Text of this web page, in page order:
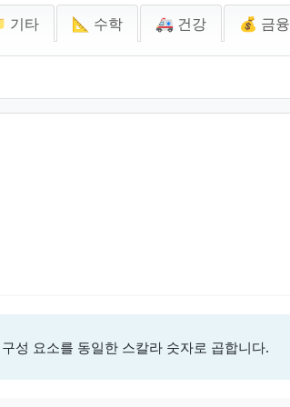
기타 📐 수학 🚑 건강 💰 금융
성 요소를 동일한 스칼라 숫자로 곱합니다.